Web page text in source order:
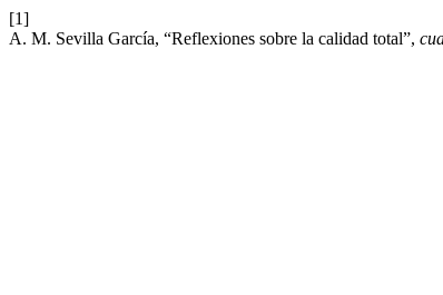
[1]
A. M. Sevilla García, “Reflexiones sobre la calidad total”,